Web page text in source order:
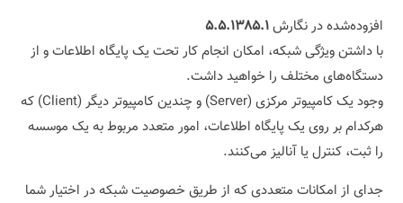
افزوده‌شده در نگارش۵.۵.۱۳۸۵.۱
با داشتن ویژگی شبکه، امکان انجام کار تحت یک پایگاه اطلاعات و از
دستگاه‌های مختلف را خواهید داشت.
وجود یک کامپیوتر مرکزی (Server) و چندین کامپیوتر دیگر (Client) که
هرکدام بر روی یک پایگاه اطلاعات، امور متعدد مربوط به یک موسسه
را ثبت، کنترل یا آنالیز می‌کنند.
جدای از امکانات متعددی که از طریق خصوصیت شبکه در اختیار شما